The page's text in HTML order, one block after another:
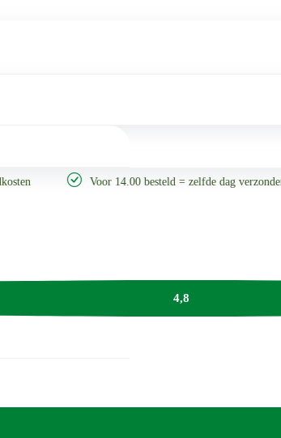
Voor 14.00 besteld = zelfde dag verzonden
4,8